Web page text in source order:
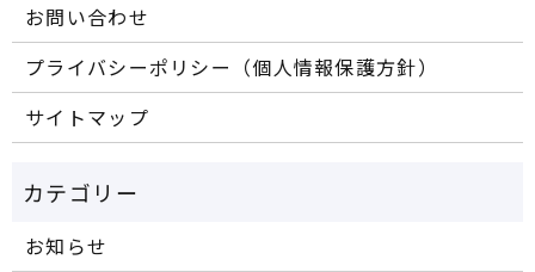
お問い合わせ
プライバシーポリシー（個人情報保護方針）
サイトマップ
お知らせ